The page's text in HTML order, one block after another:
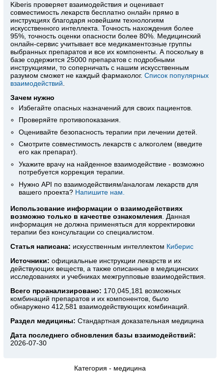
Kiberis проверяет взаимодействия и оценивает
совместимость лекарств бесплатно онлайн прямо в
инструкциях благодаря новейшим технологиям
искусственного интеллекта. Точность нахождения более
95%, точность оценки опасности более 80%. Медицинский
онлайн-сервис учитывает все медикаментозные группы
выбранных препаратов и все их компоненты. А поскольку в
базе содержится 25000 препаратов с подробными
инструкциями, то соперничать с нашим искусственным
разумом сможет не каждый фармаколог.Список популярных
взаимодействий.
Зачем нужно
Избегайте опасных назначений для своих пациентов.
Проверяйте противопоказания.
Оценивайте безопасность терапии при лечении детей.
Смотрите совместимость лекарств с алкоголем (введите
его как препарат).
Укажите врачу на найденное взаимодействие - возможно
потребуется коррекция терапии.
Нужно API по взаимодействиям/аналогам лекарств для
вашего проекта? Напишите нам.
Использование информации о взаимодействиях
возможно только в качестве ознакомления . Данная
информация не должна применяться для корректировки
терапии без консультации со специалистом.
Статья написана: искусственным интеллектом Киберис
Источники: официальные инструкции лекарств и их
действующих веществ, а также описанные в медицинских
исследованиях и учебниках межгрупповые взаимодействия.
Всего проанализировано: 170,045,181 возможных
комбинаций препаратов и их компонентов, было
обнаружено 412,581 взаимодействующих комбинаций.
Раздел медицины: Стандартная доказательная медицина
Дата последнего обновления базы взаимодействий:
2026-07-30
Категория - медицина